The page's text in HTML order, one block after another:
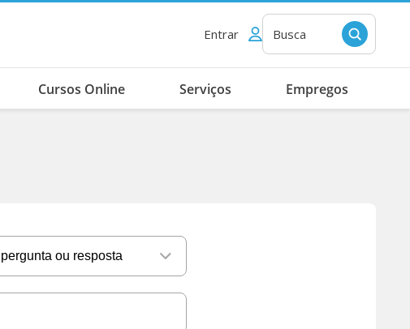
Entrar Busca
Cursos Online Serviços Empregos